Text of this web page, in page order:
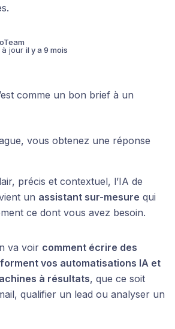
à jour il y a 9 mois
comme un bon brief à un
vous obtenez une réponse
précis et contextuel, l’IA de
un assistant sur-mesure qui
ce dont vous avez besoin.
va voir comment écrire des
vos automatisations IA et
à résultats, que ce soit
qualifier un lead ou analyser un